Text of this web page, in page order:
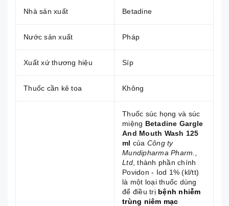
Nhà sản xuất Betadine
Nước sản xuất Pháp
Xuất xứ thương hiệu Síp
Thuốc cần kê toa Không
Thuốc súc họng và súc
miệng Betadine Gargle
And Mouth Wash 125
ml của Công ty
Mundipharma Pharm.,
Ltd, thành phần chính
Povidon - Iod 1% (kl/tt)
là một loại thuốc dùng
để điều trị bệnh nhiễm
trùng niêm mạc